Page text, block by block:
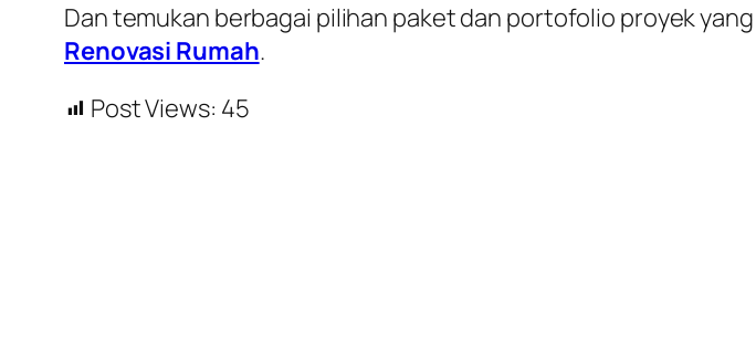
Dan temukan berbagai pilihan paket dan portofolio proyek
Renovasi Rumah.
Post Views: 45